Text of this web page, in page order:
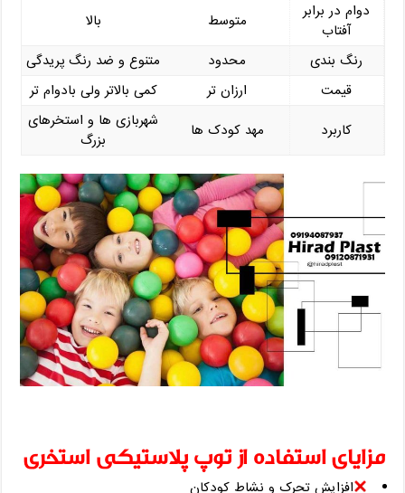
دوام در برابر
آفتاب
متوسط
بالا
رنگ ‌بندی
محدود
متنوع و ضد رنگ‌ پریدگی
قیمت
ارزان ‌تر
کمی بالاتر ولی بادوام ‌تر
کاربرد
مهد کودک ‌ها
شهربازی ‌ها و استخرهای
بزرگ
مزایای استفاده از توپ پلاستیکی استخری
افزایش تحرک و نشاط کودکان